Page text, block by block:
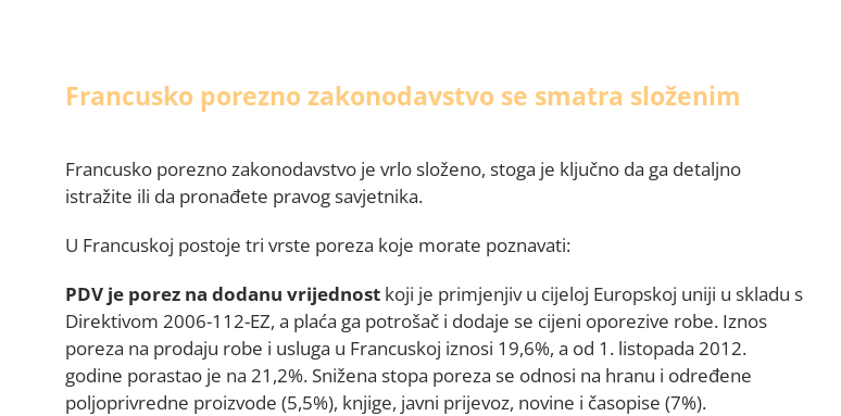
Francusko porezno zakonodavstvo se smatra složenim
Francusko porezno zakonodavstvo je vrlo složeno, stoga je ključno da ga detaljno
istražite ili da pronađete pravog savjetnika.
U Francuskoj postoje tri vrste poreza koje morate poznavati:
PDV je porez na dodanu vrijednost koji je primjenjiv u cijeloj Europskoj uniji u skladu s
Direktivom 2006-112-EZ, a plaća ga potrošač i dodaje se cijeni oporezive robe. Iznos
poreza na prodaju robe i usluga u Francuskoj iznosi 19,6%, a od 1. listopada 2012.
godine porastao je na 21,2%. Snižena stopa poreza se odnosi na hranu i određene
poljoprivredne proizvode (5,5%), knjige, javni prijevoz, novine i časopise (7%).